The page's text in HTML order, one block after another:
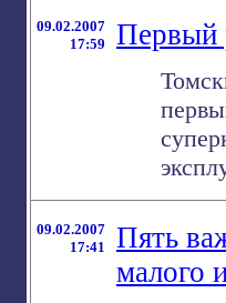
09.02.2007
17:59
Первый
09.02.2007
17:41
Пять
малого